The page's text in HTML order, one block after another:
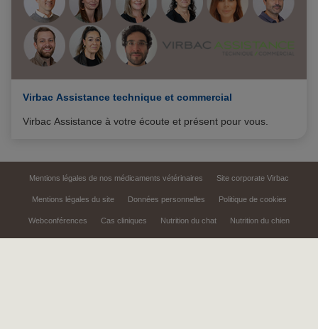
Virbac Assistance technique et commercial
Virbac Assistance à votre écoute et présent pour vous.
Mentions légales de nos médicaments vétérinaires Site corporate Virbac
Mentions légales du site Données personnelles Politique de cookies
Webconférences Cas cliniques Nutrition du chat Nutrition du chien